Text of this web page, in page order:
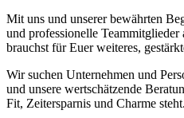
Mit uns und unserer bewährten
und professionelle
brauchst für Euer weiteres,
Wir suchen Unternehmen und
und unsere wertschätzende
Fit, Zeitersparnis und Charme steht.